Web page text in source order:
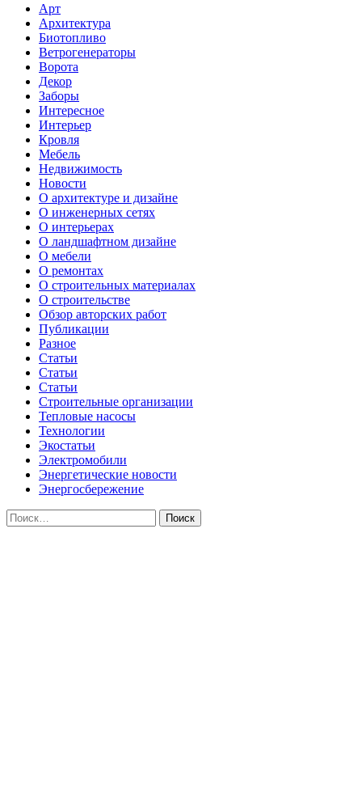
Арт
Архитектура
Биотопливо
Ветрогенераторы
Ворота
Декор
Заборы
Интересное
Интерьер
Кровля
Мебель
Недвижимость
Новости
О архитектуре и дизайне
О инженерных сетях
О интерьерах
О ландшафтном дизайне
О мебели
О ремонтах
О строительных материалах
О строительстве
Обзор авторских работ
Публикации
Разное
Статьи
Статьи
Статьи
Строительные организации
Тепловые насосы
Технологии
Экостатьи
Электромобили
Энергетические новости
Энергосбережение
Найти: